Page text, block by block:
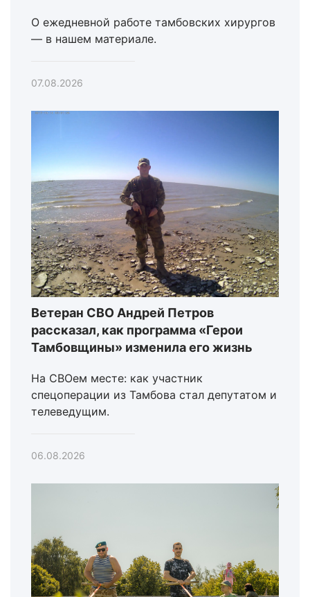
О ежедневной работе тамбовских хирургов
— в нашем материале.
07.08.2026
Ветеран СВО Андрей Петров
рассказал, как программа «Герои
Тамбовщины» изменила его жизнь
На СВОем месте: как участник
спецоперации из Тамбова стал депутатом и
телеведущим.
06.08.2026